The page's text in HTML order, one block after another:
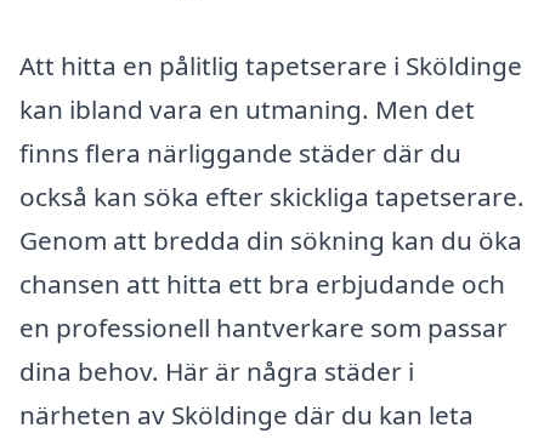
Att hitta en pålitlig tapetserare i Sköldinge
kan ibland vara en utmaning. Men det
finns flera närliggande städer där du
också kan söka efter skickliga tapetserare.
Genom att bredda din sökning kan du öka
chansen att hitta ett bra erbjudande och
en professionell hantverkare som passar
dina behov. Här är några städer i
närheten av Sköldinge där du kan leta